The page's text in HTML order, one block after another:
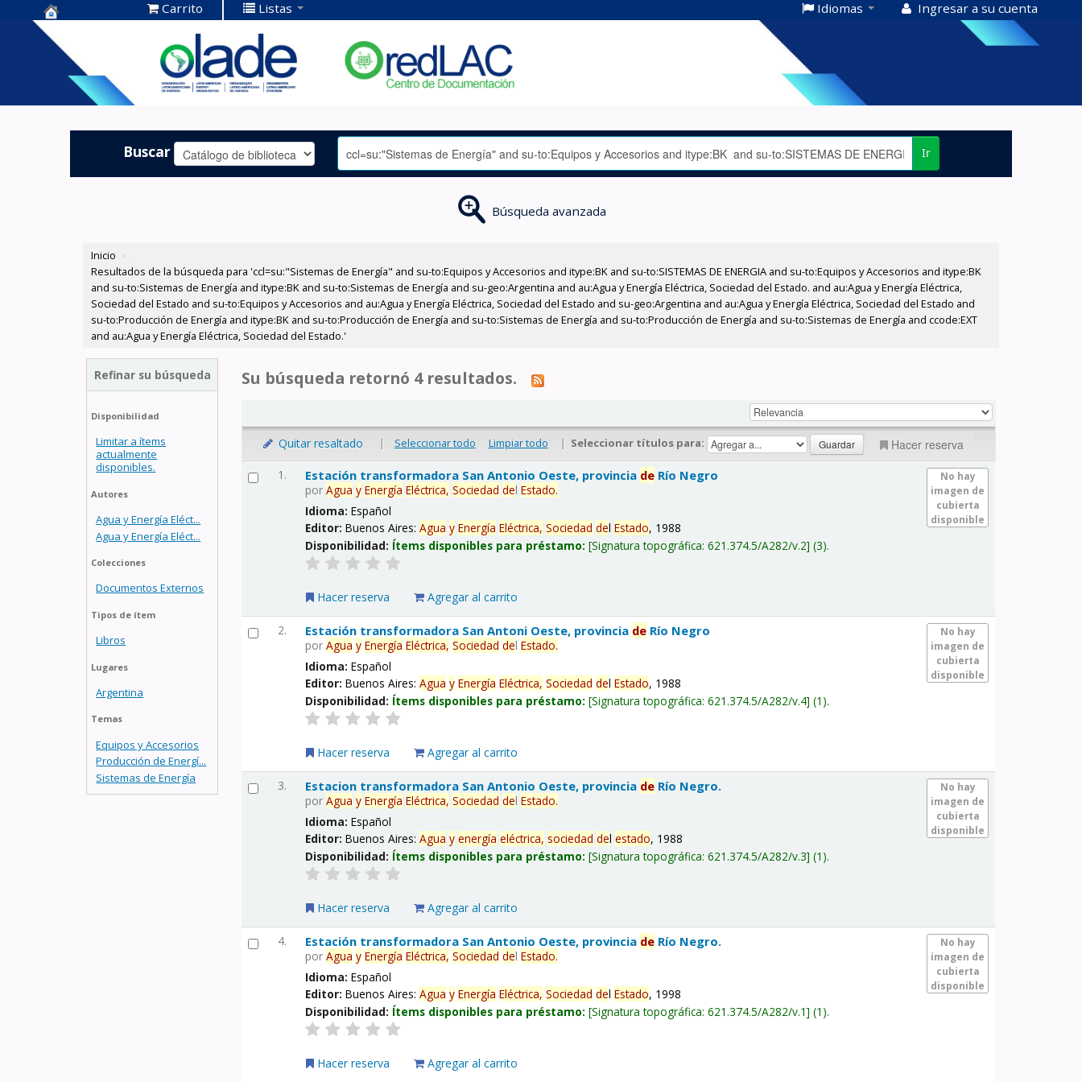
Centro de
Documentación
OLADE -
Carrito Listas Idiomas Ingresar a su cuenta
Buscar Ir
Búsqueda avanzada
Inicio ›
Resultados de la búsqueda para 'ccl=su:"Sistemas de Energía" and su-to:Equipos y Accesorios and itype:BK and su-to:SISTEMAS DE ENERGIA and su-to:Equipos y Accesorios and itype:BK
and su-to:Sistemas de Energía and itype:BK and su-to:Sistemas de Energía and su-geo:Argentina and au:Agua y Energía Eléctrica, Sociedad del Estado. and au:Agua y Energía Eléctrica,
Sociedad del Estado and su-to:Equipos y Accesorios and au:Agua y Energía Eléctrica, Sociedad del Estado and su-geo:Argentina and au:Agua y Energía Eléctrica, Sociedad del Estado and
su-to:Producción de Energía and itype:BK and su-to:Producción de Energía and su-to:Sistemas de Energía and su-to:Producción de Energía and su-to:Sistemas de Energía and ccode:EXT
and au:Agua y Energía Eléctrica, Sociedad del Estado.'
Refinar su búsqueda
Disponibilidad
Limitar a ítems
actualmente
disponibles.
Autores
Agua y Energía Eléct...
Agua y Energía Eléct...
Colecciones
Documentos Externos
Tipos de ítem
Libros
Lugares
Argentina
Temas
Equipos y Accesorios
Producción de Energí...
Sistemas de Energía
Su búsqueda retornó 4 resultados.
Quitar resaltado | Seleccionar todo Limpiar todo | Seleccionar títulos para: Hacer reserva
1.
No hay
imagen de
cubierta
disponible
Estación transformadora San Antonio Oeste, provincia de Río Negro
porAgua y Energía Eléctrica, Sociedad delEstado.
Idioma:Español
Editor:Buenos Aires:Agua y Energía Eléctrica, Sociedad delEstado, 1988
Disponibilidad: Ítems disponibles para préstamo: Signatura topográfica:621.374.5/A282/v.2 (3).
Hacer reserva Agregar al carrito
2.
No hay
imagen de
cubierta
disponible
Estación transformadora San Antoni Oeste, provincia de Río Negro
porAgua y Energía Eléctrica, Sociedad delEstado.
Idioma:Español
Editor:Buenos Aires:Agua y Energía Eléctrica, Sociedad delEstado, 1988
Disponibilidad: Ítems disponibles para préstamo: Signatura topográfica:621.374.5/A282/v.4 (1).
Hacer reserva Agregar al carrito
3.
No hay
imagen de
cubierta
disponible
Estacion transformadora San Antonio Oeste, provincia de Río Negro.
porAgua y Energía Eléctrica, Sociedad delEstado.
Idioma:Español
Editor:Buenos Aires:Agua y energía eléctrica, sociedad delestado, 1988
Disponibilidad: Ítems disponibles para préstamo: Signatura topográfica:621.374.5/A282/v.3 (1).
Hacer reserva Agregar al carrito
4.
No hay
imagen de
cubierta
disponible
Estación transformadora San Antonio Oeste, provincia de Río Negro.
porAgua y Energía Eléctrica, Sociedad delEstado.
Idioma:Español
Editor:Buenos Aires:Agua y Energía Eléctrica, Sociedad delEstado, 1998
Disponibilidad: Ítems disponibles para préstamo: Signatura topográfica:621.374.5/A282/v.1 (1).
Hacer reserva Agregar al carrito